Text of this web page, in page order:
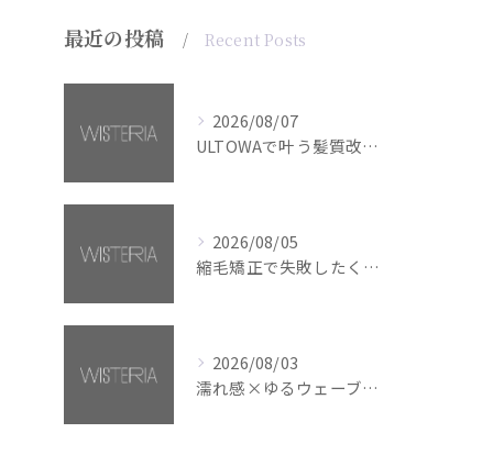
最近の投稿 Recent Posts
2026/08/07
ULTOWAで叶う髪質改善美髪カラー【銀座・美容室WISTERIA】
2026/08/05
縮毛矯正で失敗したくない方へ【銀座・美容室WISTERIA】
2026/08/03
濡れ感×ゆるウェーブミディアム【銀座・美容室WISTERIA】